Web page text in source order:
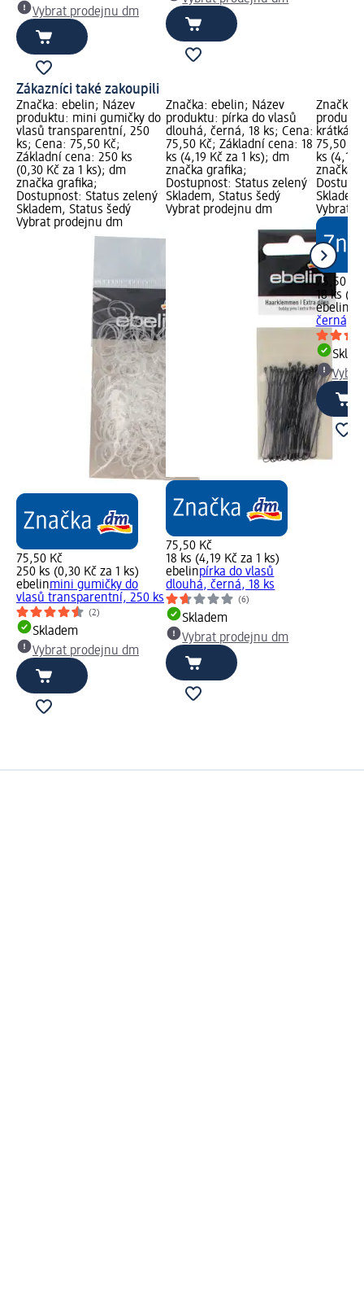
Vybrat prodejnu dm
Zákazníci také zakoupili
Značka: ebelin; Název
produktu: mini gumičky do
vlasů transparentní, 250
ks; Cena: 75,50 Kč;
Základní cena: 250 ks
(0,30 Kč za 1 ks); dm
značka grafika;
Dostupnost: Status zelený
Skladem, Status šedý
Vybrat prodejnu dm
75,50 Kč
250 ks (0,30 Kč za 1 ks)
ebelinmini gumičky do
vlasů transparentní, 250 ks
(2)
Skladem
Vybrat prodejnu dm
Značka: ebelin; Název
produktu: pírka do vlasů
dlouhá, černá, 18 ks; Cena:
75,50 Kč; Základní cena: 18
ks (4,19 Kč za 1 ks); dm
značka grafika;
Dostupnost: Status zelený
Skladem, Status šedý
Vybrat prodejnu dm
75,50 Kč
18 ks (4,19 Kč za 1 ks)
ebelinpírka do vlasů
dlouhá, černá, 18 ks
(6)
Skladem
Vybrat prodejnu dm
Značka:
krátká,
75,50
ks (4,19
značka
Vybrat
75,50 Kč
18 ks
ebelin
černá,